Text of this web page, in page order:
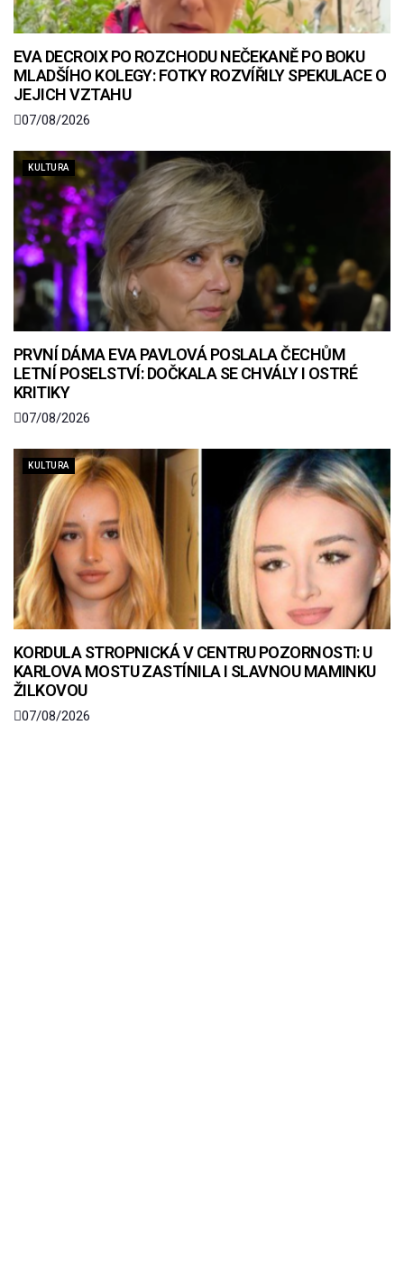
EVA DECROIX PO ROZCHODU NEČEKANĚ PO BOKU
MLADŠÍHO KOLEGY: FOTKY ROZVÍŘILY SPEKULACE O
JEJICH VZTAHU
07/08/2026
KULTURA
PRVNÍ DÁMA EVA PAVLOVÁ POSLALA ČECHŮM
LETNÍ POSELSTVÍ: DOČKALA SE CHVÁLY I OSTRÉ
KRITIKY
07/08/2026
KULTURA
KORDULA STROPNICKÁ V CENTRU POZORNOSTI: U
KARLOVA MOSTU ZASTÍNILA I SLAVNOU MAMINKU
ŽILKOVOU
07/08/2026